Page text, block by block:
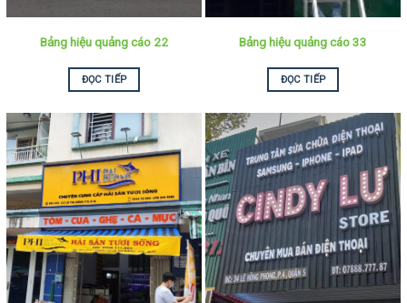
Bảng hiệu quảng cáo 22
ĐỌC TIẾP
Bảng hiệu quảng cáo 33
ĐỌC TIẾP